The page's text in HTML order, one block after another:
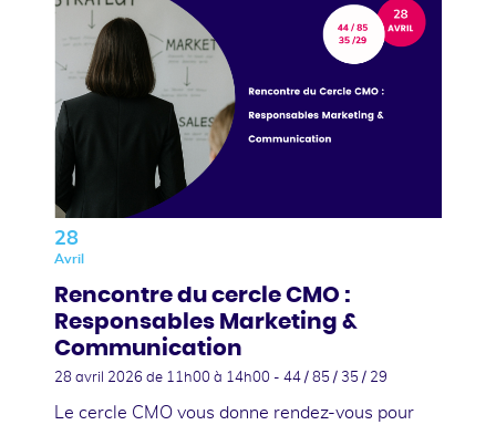
28
Avril
Rencontre du cercle CMO :
Responsables Marketing &
Communication
28 avril 2026 de 11h00 à 14h00 - 44 / 85 / 35 / 29
Le cercle CMO vous donne rendez-vous pour